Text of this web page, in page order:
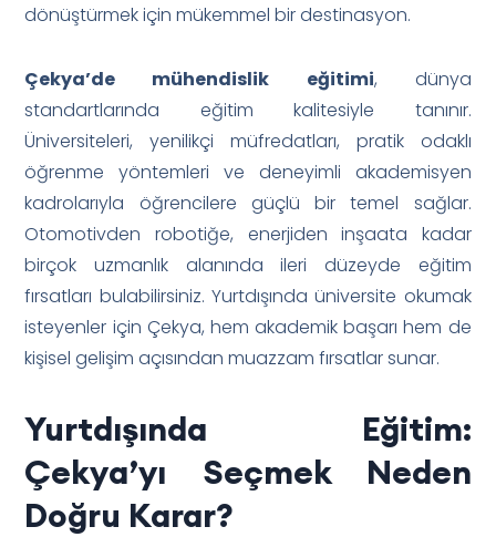
dönüştürmek için mükemmel bir destinasyon.
Çekya’de mühendislik eğitimi, dünya
standartlarında eğitim kalitesiyle tanınır.
Üniversiteleri, yenilikçi müfredatları, pratik odaklı
öğrenme yöntemleri ve deneyimli akademisyen
kadrolarıyla öğrencilere güçlü bir temel sağlar.
Otomotivden robotiğe, enerjiden inşaata kadar
birçok uzmanlık alanında ileri düzeyde eğitim
fırsatları bulabilirsiniz. Yurtdışında üniversite okumak
isteyenler için Çekya, hem akademik başarı hem de
kişisel gelişim açısından muazzam fırsatlar sunar.
Yurtdışında Eğitim:
Çekya’yı Seçmek Neden
Doğru Karar?